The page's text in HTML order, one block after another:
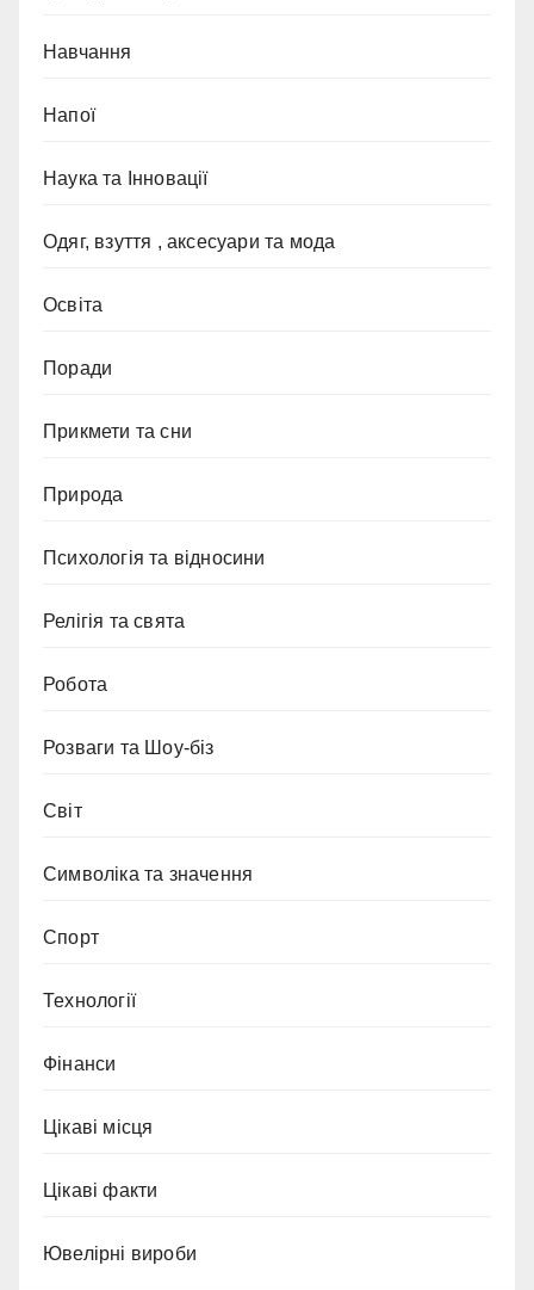
Навчання
Напої
Наука та Інновації
Одяг, взуття , аксесуари та мода
Освіта
Поради
Прикмети та сни
Природа
Психологія та відносини
Релігія та свята
Робота
Розваги та Шоу-біз
Світ
Символіка та значення
Спорт
Технології
Фінанси
Цікаві місця
Цікаві факти
Ювелірні вироби